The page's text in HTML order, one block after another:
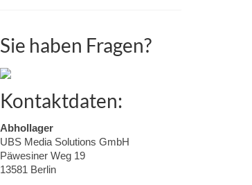
Sie haben Fragen?
Kontaktdaten:
Abhollager
UBS Media Solutions GmbH
Päwesiner Weg 19
13581 Berlin